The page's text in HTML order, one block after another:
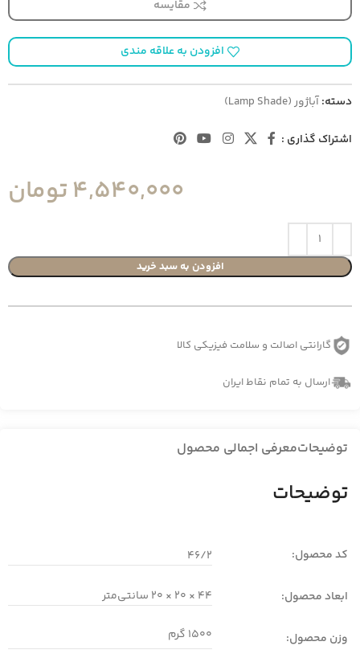
مقایسه
افزودن به علاقه مندی
دسته:آباژور (Lamp Shade)
اشتراک گذاری :
4,540,000تومان
افزودن به سبد خرید
گارانتی اصالت و سلامت فیزیکی کالا
ارسال به تمام نقاط ایران
توضیحاتمعرفی اجمالی محصول
توضیحات
کد محصول:
ابعاد محصول:
وزن محصول:
46/2
44 × 20 × 20 سانتی‌متر
1500 گرم